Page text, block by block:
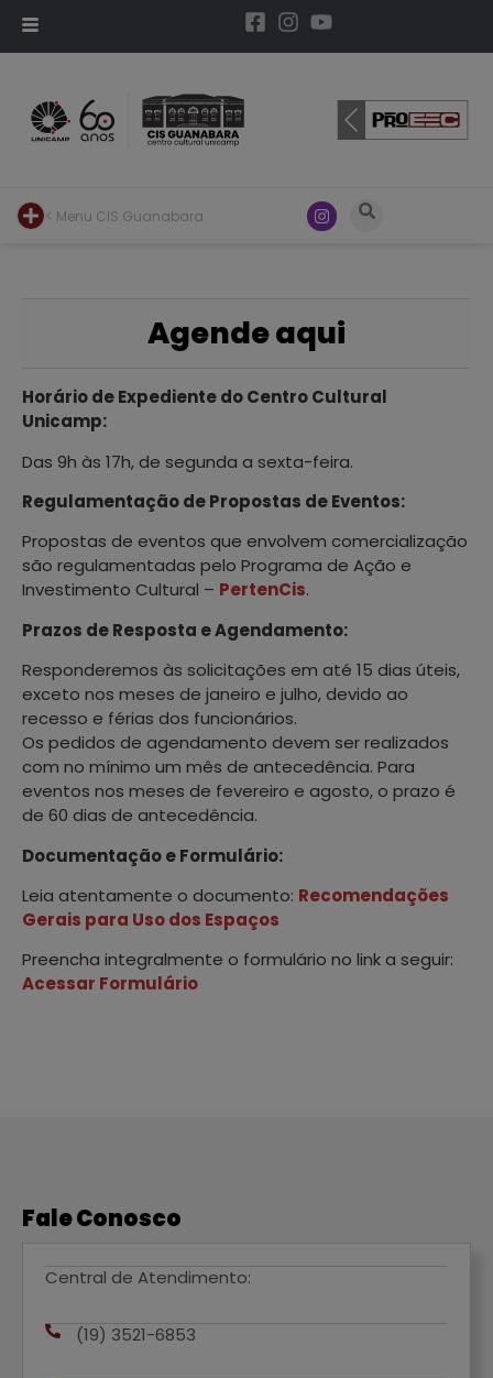
< Menu CIS Guanabara
Agende aqui
Horário de Expediente do Centro Cultural
Unicamp:
Das 9h às 17h, de segunda a sexta-feira.
Regulamentação de Propostas de Eventos:
Propostas de eventos que envolvem comercialização
são regulamentadas pelo Programa de Ação e
Investimento Cultural – PertenCis.
Prazos de Resposta e Agendamento:
Responderemos às solicitações em até 15 dias úteis,
exceto nos meses de janeiro e julho, devido ao
recesso e férias dos funcionários.
Os pedidos de agendamento devem ser realizados
com no mínimo um mês de antecedência. Para
eventos nos meses de fevereiro e agosto, o prazo é
de 60 dias de antecedência.
Documentação e Formulário:
Leia atentamente o documento: Recomendações
Gerais para Uso dos Espaços
Preencha integralmente o formulário no link a seguir:
Acessar Formulário
Fale Conosco
Central de Atendimento:
(19) 3521-6853